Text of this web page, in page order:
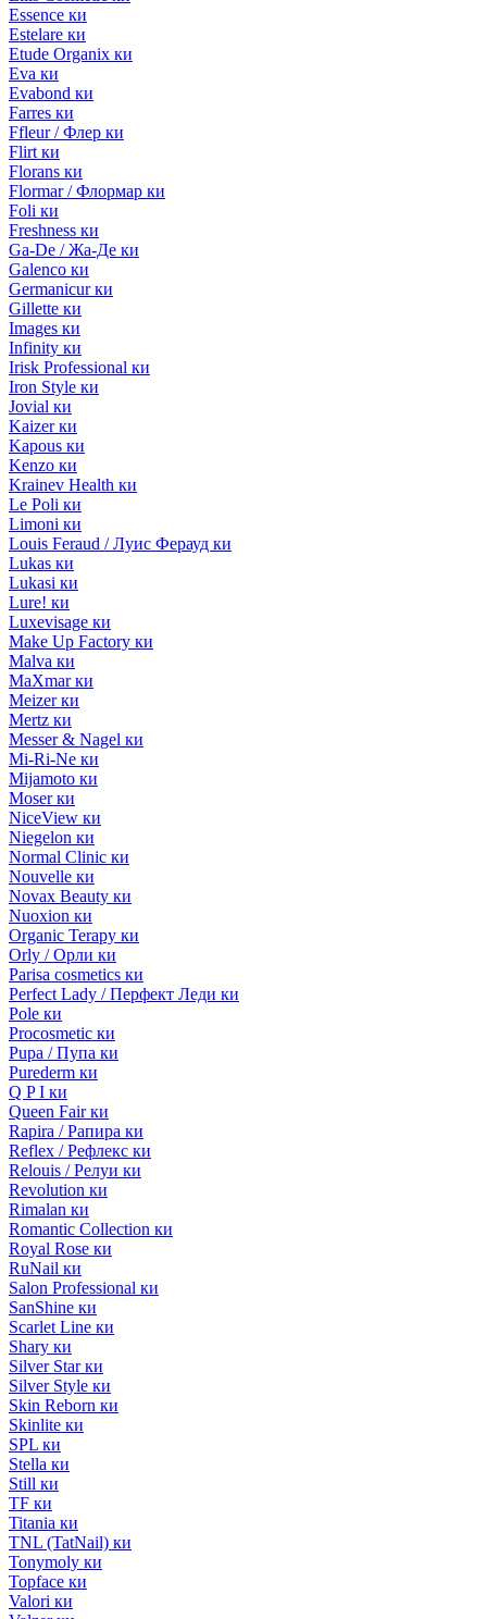
Essence ки
Estelare ки
Etude Organix ки
Eva ки
Evabond ки
Farres ки
Ffleur / Флер ки
Flirt ки
Florans ки
Flormar / Флормар ки
Foli ки
Freshness ки
Ga-De / Жа-Де ки
Galenco ки
Germanicur ки
Gillette ки
Images ки
Infinity ки
Irisk Professional ки
Iron Style ки
Jovial ки
Kaizer ки
Kapous ки
Kenzo ки
Krainev Health ки
Le Poli ки
Limoni ки
Louis Feraud / Луис Ферауд ки
Lukas ки
Lukasi ки
Lure! ки
Luxevisage ки
Make Up Factory ки
Malva ки
MaXmar ки
Meizer ки
Mertz ки
Messer & Nagel ки
Mi-Ri-Ne ки
Mijamoto ки
Moser ки
NiceView ки
Niegelon ки
Normal Clinic ки
Nouvelle ки
Novax Beauty ки
Nuoxion ки
Organic Terapy ки
Orly / Орли ки
Parisa cosmetics ки
Perfect Lady / Перфект Леди ки
Pole ки
Procosmetic ки
Pupa / Пупа ки
Purederm ки
Q P I ки
Queen Fair ки
Rapira / Рапира ки
Reflex / Рефлекс ки
Relouis / Релуи ки
Revolution ки
Rimalan ки
Romantic Collection ки
Royal Rose ки
RuNail ки
Salon Professional ки
SanShine ки
Scarlet Line ки
Shary ки
Silver Star ки
Silver Style ки
Skin Reborn ки
Skinlite ки
SPL ки
Stella ки
Still ки
TF ки
Titania ки
TNL (TatNail) ки
Tonymoly ки
Topface ки
Valori ки